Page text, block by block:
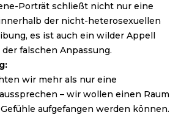
Porträt schließt nicht nur eine
der nicht-heterosexuellen
es ist auch ein wilder Appell
falschen Anpassung.
wir mehr als nur eine
– wir wollen einen Raum
aufgefangen werden können.